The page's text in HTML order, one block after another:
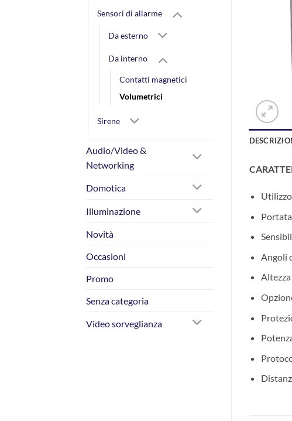
Sensori di allarme
Da esterno
Da interno
Contatti magnetici
Volumetrici
Sirene
Audio/Video &
Networking
Domotica
Illuminazione
Novità
Occasioni
Promo
Senza categoria
Video sorveglianza
Angoli